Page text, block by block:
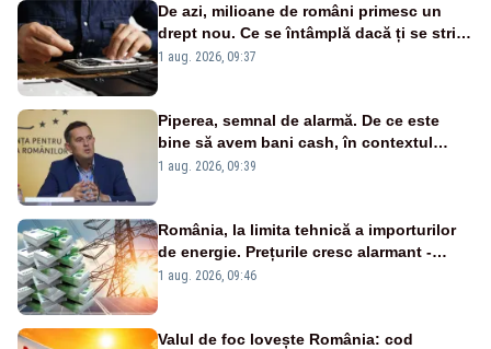
De azi, milioane de români primesc un
drept nou. Ce se întâmplă dacă ți se strică
un produs
1 aug. 2026, 09:37
Piperea, semnal de alarmă. De ce este
bine să avem bani cash, în contextul
alertei energetice?
1 aug. 2026, 09:39
România, la limita tehnică a importurilor
de energie. Prețurile cresc alarmant -
Analiză Realitatea Plus
1 aug. 2026, 09:46
Valul de foc lovește România: cod